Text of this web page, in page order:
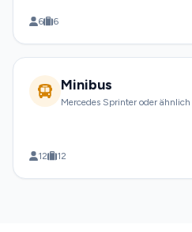
6 6
Minibus
Mercedes Sprinter oder
12 12